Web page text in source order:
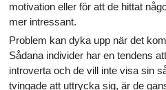
motivation eller för att de hittat
mer intressant.
Problem kan dyka upp när det
Sådana individer har en tendens
introverta och de vill inte visa sin
tvingade att uttrycka sig, är de